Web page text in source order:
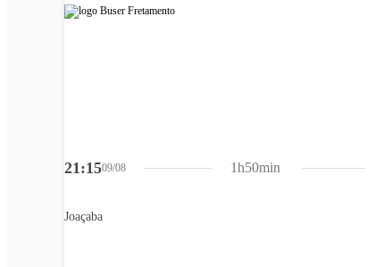
21:1509/08
Joaçaba
1h50min